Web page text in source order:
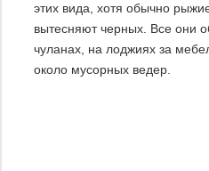
этих вида, хотя обычно
вытесняют черных. Все они
чуланах, на лоджиях за
около мусорных ведер.